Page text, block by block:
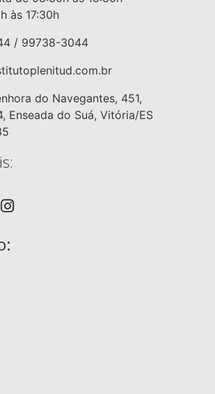
às 17:30h
/ 99738-3044
do Navegantes, 451,
Enseada do Suá, Vitória/ES